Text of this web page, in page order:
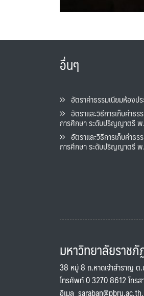
อื่นๆ
อัตราค่าธรรมเนียมห้องปร
อัตราและวิธีการเก็บค่าธร
การศึกษา ระดับปริญญาตรี
อัตราและวิธีการเก็บค่าธร
การศึกษา ระดับปริญญาตรี
มหาวิทยาลัยราช
38 หมู่ 8 ถ.หาดเจ้าสำราญ ต
โทรศัพท์ 0 3270 8612 โทรส
อีเมล saraban@pbru.ac.th,